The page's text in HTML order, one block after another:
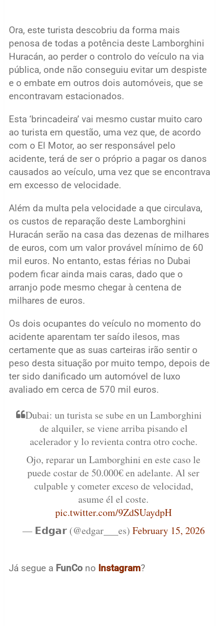
Ora, este turista descobriu da forma mais
penosa de todas a potência deste Lamborghini
Huracán, ao perder o controlo do veículo na via
pública, onde não conseguiu evitar um despiste
e o embate em outros dois automóveis, que se
encontravam estacionados.
Esta ‘brincadeira’ vai mesmo custar muito caro
ao turista em questão, uma vez que, de acordo
com o El Motor, ao ser responsável pelo
acidente, terá de ser o próprio a pagar os danos
causados ao veículo, uma vez que se encontrava
em excesso de velocidade.
Além da multa pela velocidade a que circulava,
os custos de reparação deste Lamborghini
Huracán serão na casa das dezenas de milhares
de euros, com um valor provável mínimo de 60
mil euros. No entanto, estas férias no Dubai
podem ficar ainda mais caras, dado que o
arranjo pode mesmo chegar à centena de
milhares de euros.
Os dois ocupantes do veículo no momento do
acidente aparentam ter saído ilesos, mas
certamente que as suas carteiras irão sentir o
peso desta situação por muito tempo, depois de
ter sido danificado um automóvel de luxo
avaliado em cerca de 570 mil euros.
Dubai: un turista se sube en un Lamborghini
de alquiler, se viene arriba pisando el
acelerador y lo revienta contra otro coche.
Ojo, reparar un Lamborghini en este caso le
puede costar de 50.000€ en adelante. Al ser
culpable y cometer exceso de velocidad,
asume él el coste.
pic.twitter.com/9ZdSUaydpH
— 𝗘𝗱𝗴𝗮𝗿 (@edgar___es) February 15, 2026
Já segue a FunCono Instagram?